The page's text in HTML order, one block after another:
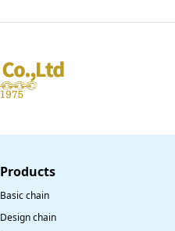
​Products
Basic chain
Design chain